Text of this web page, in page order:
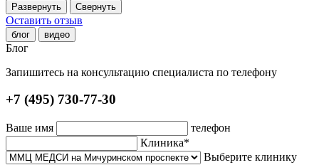
Развернуть Свернуть
Оставить отзыв
блог видео
Блог
Запишитесь на консультацию специалиста по телефону
+7 (495) 730-77-30
Ваше имя
телефон
Клиника*
Выберите клинику